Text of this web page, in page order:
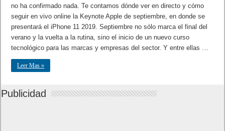
no ha confirmado nada. Te contamos dónde ver en directo y cómo
seguir en vivo online la Keynote Apple de septiembre, en donde se
presentará el iPhone 11 2019. Septiembre no sólo marca el final del
verano y la vuelta a la rutina, sino el inicio de un nuevo curso
tecnológico para las marcas y empresas del sector. Y entre ellas …
Leer Mas »
Publicidad